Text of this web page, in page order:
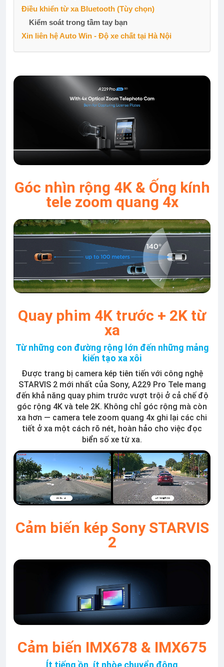
Điều khiển từ xa Bluetooth (Tùy chọn)
Kiểm soát trong tầm tay bạn
Xin liên hệ Auto Win - Độ xe chất tại Hà Nội
Góc nhìn rộng 4K & Ống kính
tele zoom quang 4x
Quay phim 4K trước + 2K từ
xa
Từ những con đường rộng lớn đến những mảng
kiến tạo xa xôi
Được trang bị camera kép tiên tiến với công nghệ
STARVIS 2 mới nhất của Sony, A229 Pro Tele mang
đến khả năng quay phim trước vượt trội ở cả chế độ
góc rộng 4K và tele 2K. Không chỉ góc rộng mà còn
xa hơn — camera tele zoom quang 4x ghi lại các chi
tiết ở xa một cách rõ nét, hoàn hảo cho việc đọc
biển số xe từ xa.
Cảm biến kép Sony STARVIS
2
Cảm biến IMX678 & IMX675
Ít tiếng ồn, ít nhòe chuyển động